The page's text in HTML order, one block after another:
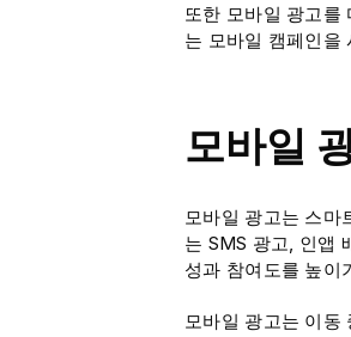
또한 모바일 광고를
는 모바일 캠페인을
모바일
모바일 광고는 스마
는 SMS 광고, 인앱
성과 참여도를 높이
모바일 광고는 이동